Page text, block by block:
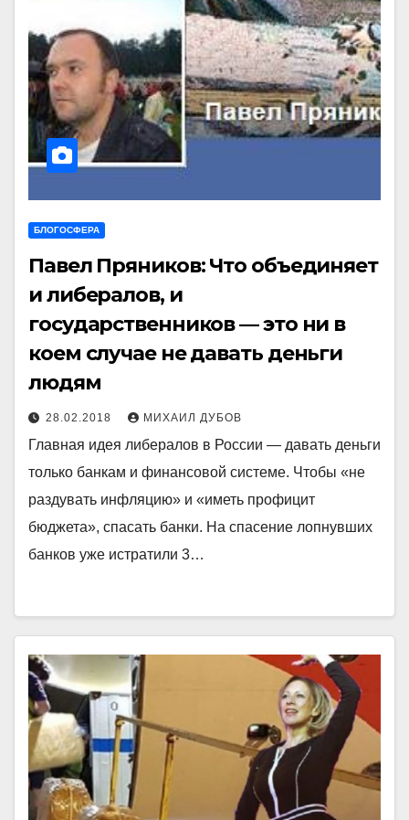
БЛОГОСФЕРА
Павел Пряников: Что объединяет
и либералов, и
государственников — это ни в
коем случае не давать деньги
людям
28.02.2018 МИХАИЛ ДУБОВ
Главная идея либералов в России — давать деньги
только банкам и финансовой системе. Чтобы «не
раздувать инфляцию» и «иметь профицит
бюджета», спасать банки. На спасение лопнувших
банков уже истратили 3…